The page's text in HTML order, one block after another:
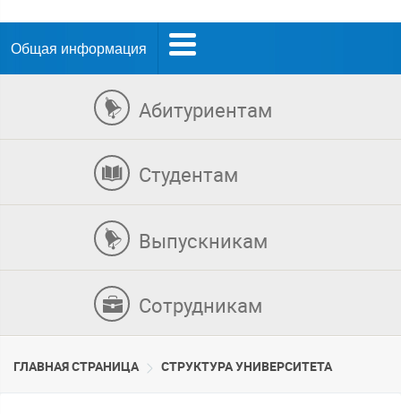
Общая информация
Абитуриентам
Студентам
Выпускникам
Сотрудникам
ГЛАВНАЯ СТРАНИЦА CТРУКТУРА УНИВЕРСИТЕТА